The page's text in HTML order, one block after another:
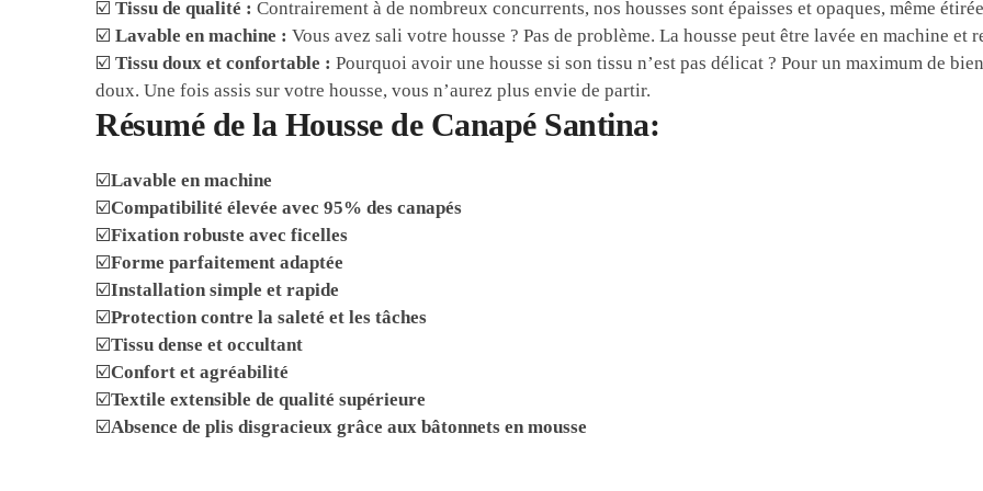
☑️Tissu de qualité : Contrairement à de nombreux concurrents, nos housses sont épaisses et opaques, même
☑️Lavable en machine : Vous avez sali votre housse ? Pas de problème. La housse peut être lavée en machine et
☑️Tissu doux et confortable : Pourquoi avoir une housse si son tissu n’est pas délicat ? Pour un maximum de
doux. Une fois assis sur votre housse, vous n’aurez plus envie de partir.
Résumé de la Housse de Canapé Santina:
☑️Lavable en machine
☑️Compatibilité élevée avec 95% des canapés
☑️Fixation robuste avec ficelles
☑️Forme parfaitement adaptée
☑️Installation simple et rapide
☑️Protection contre la saleté et les tâches
☑️Tissu dense et occultant
☑️Confort et agréabilité
☑️Textile extensible de qualité supérieure
☑️Absence de plis disgracieux grâce aux bâtonnets en mousse